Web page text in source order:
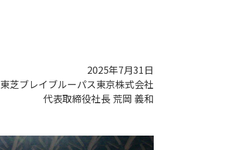
2025年7月31日
東芝ブレイブルーパス東京株式会社
代表取締役社長 荒岡 義和